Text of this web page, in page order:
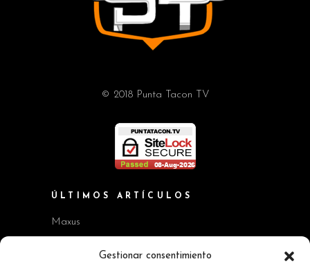
Gestionar consentimiento
© 2018 Punta Tacon TV
ÚLTIMOS ARTÍCULOS
Maxus
Workshop BMW Neue Klasse